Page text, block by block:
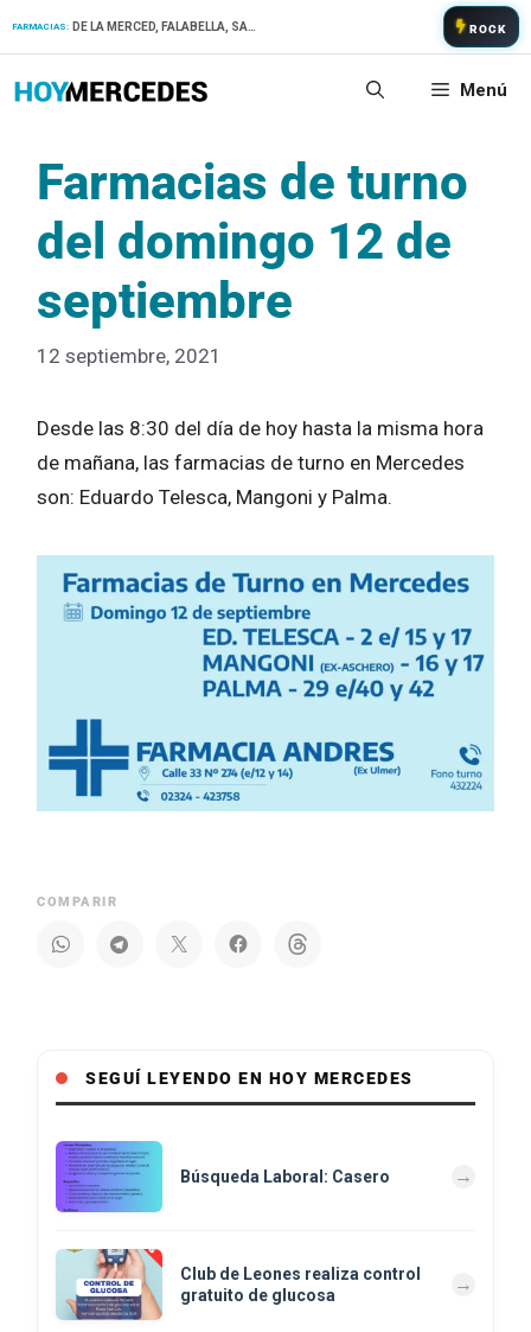
FARMACIAS: ROCK
Menú
Farmacias de turno
del domingo 12 de
septiembre
12 septiembre, 2021
Desde las 8:30 del día de hoy hasta la misma hora
de mañana, las farmacias de turno en Mercedes
son: Eduardo Telesca, Mangoni y Palma.
COMPARIR
SEGUÍ LEYENDO EN HOY MERCEDES
Búsqueda Laboral: Casero
Club de Leones realiza control
gratuito de glucosa